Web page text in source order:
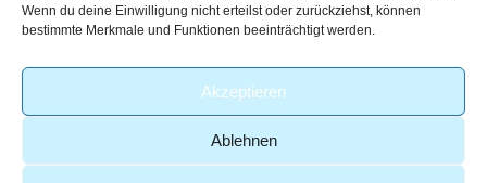
Wenn du deine Einwilligung nicht erteilst oder zurückziehst, können
bestimmte Merkmale und Funktionen beeinträchtigt werden.
Akzeptieren
Ablehnen
Datenschutzerklärun
AGB